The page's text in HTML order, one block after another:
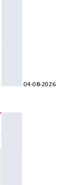
04-08-2026